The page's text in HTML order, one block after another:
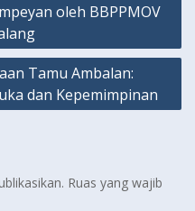
oleh BBPPMOV
Tamu Ambalan:
dan Kepemimpinan
Ruas yang wajib